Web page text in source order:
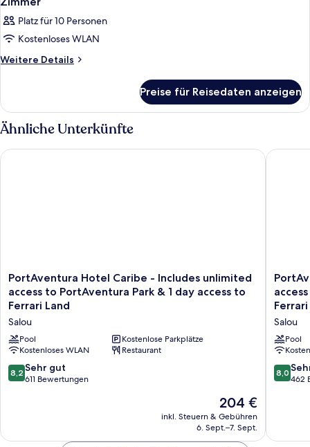
Platz für 10 Personen
Kostenloses WLAN
Weitere Details
Weitere
Preise für Reisedaten anzeigen
Ähnliche Unterkünfte
PortAventura
Hotel
Caribe
-
Includes
unlimited
access
to
PortAventura
access
PortAventura Hotel Caribe - Includes unlimited
access to PortAventura Park & 1 day access to
Ferrari Land
Salou
Pool
Kostenlose Parkplätze
Kostenloses WLAN
Restaurant
8.2
von
Bewertungen
8,2 Sehr gut
611 Bewertungen
Der
Preis
beträgt
204 €
inkl. Steuern & Gebühren
6. Sept.–7. Sept.
PortAventura Hotel Caribe - Includes unlimited access to
Hotel
El
Paso
-
Includes
access
to
day
Salou
Pool
8.0
von
8,0
462